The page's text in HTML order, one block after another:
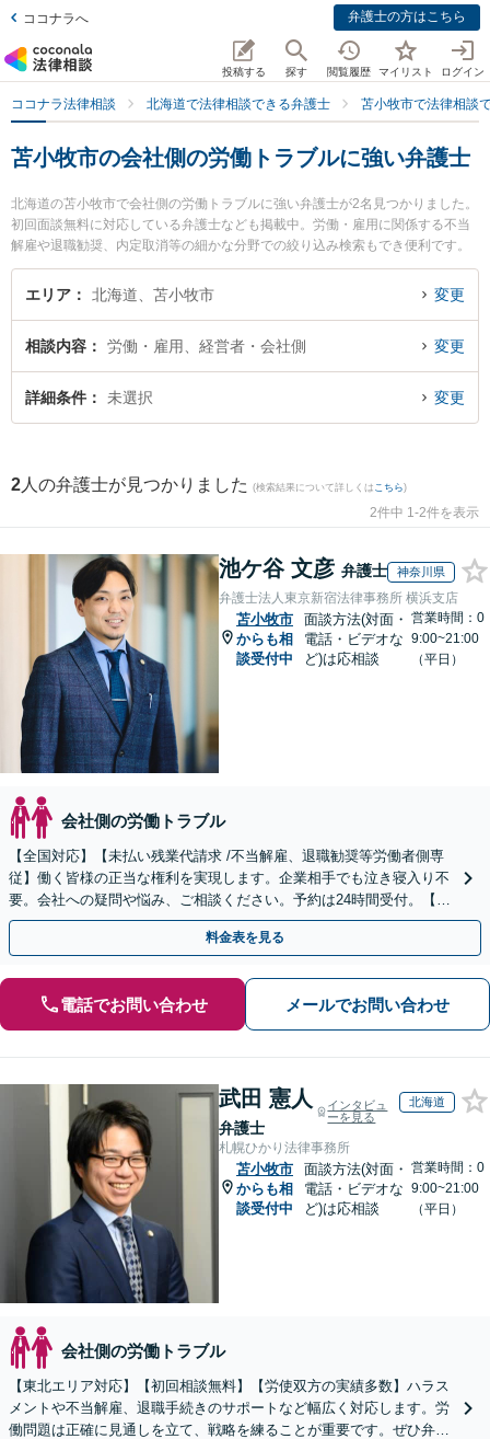
ココナラへ 弁護士の方はこちら
投稿する 探す 閲覧履歴 マイリスト ログイン
ココナラ法律相談 北海道で法律相談できる弁護士 苫小牧市で法律相談
苫小牧市の会社側の労働トラブルに強い弁護士
北海道の苫小牧市で会社側の労働トラブルに強い弁護士が2名見つかりました。
初回面談無料に対応している弁護士なども掲載中。労働・雇用に関係する不当
解雇や退職勧奨、内定取消等の細かな分野での絞り込み検索もでき便利です。
特にむらやま法律事務所の邨山 達哉弁護士やむらやま法律事務所の小田 康夫弁
護士のプロフィール情報や弁護士費用、強みなどが注目されています。『苫小
弁護士を検索したい』『初回相談無料で会社側の労働トラブルを法律相談でき
る苫小牧市内の弁護士に相談予約したい』などでお困りの相談者さんにおすす
めです。
エリア 北海道、苫小牧市 変更
相談内容 労働・雇用、経営者・会社側 変更
詳細条件 未選択 変更
2 人の弁護士が見つかりました (検索結果について詳しくは こちら)
2件中 1-2件を表示
池ケ谷 文彦 弁護士 神奈川県
弁護士法人東京新宿法律事務所 横浜支店
苫小牧市
からも相
談受付中
面談方法(対面・
電話・ビデオな
ど)は応相談
営業時間：0
9:00~21:00
（平日）
会社側の労働トラブル
【全国対応】【未払い残業代請求 /不当解雇、退職勧奨等労働者側専
従】働く皆様の正当な権利を実現します。企業相手でも泣き寝入り不
要。会社への疑問や悩み、ご相談ください。予約は24時間受付。【初
回面談無料】【夜間・休日対応可】
料金表を見る
電話でお問い合わせ メールでお問い合わせ
武田 憲人
弁護士
インタビュ
ーを見る
北海道
札幌ひかり法律事務所
苫小牧市
からも相
談受付中
面談方法(対面・
電話・ビデオな
ど)は応相談
営業時間：0
9:00~21:00
（平日）
会社側の労働トラブル
【東北エリア対応】【初回相談無料】【労使双方の実績多数】ハラス
メントや不当解雇、退職手続きのサポートなど幅広く対応します。労
働問題は正確に見通しを立て、戦略を練ることが重要です。ぜひ弁護